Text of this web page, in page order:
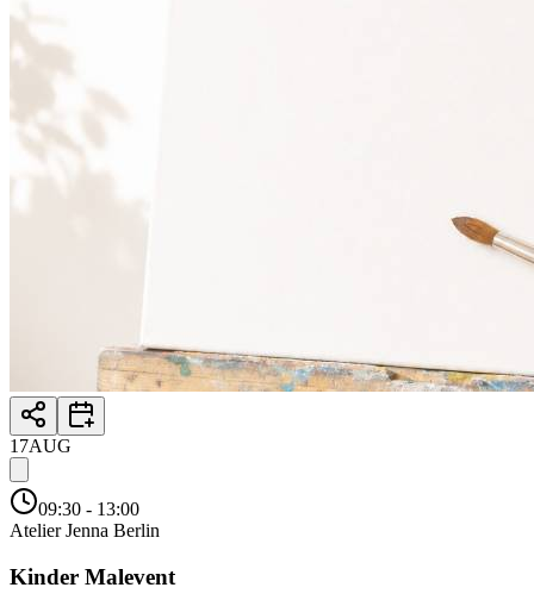
17AUG
09:30 - 13:00
Atelier Jenna Berlin
Kinder Malevent